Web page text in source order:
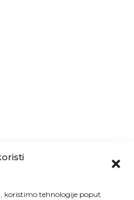
koristimo tehnologije poput